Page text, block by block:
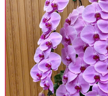
phí mặt bằng, nguyên
thay đổi so với giá niêm
hàng ở Tỉnh thành khác
giá trước khi đặt hàng,
chính xác khi có địa chỉ